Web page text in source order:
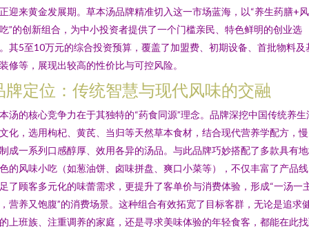
迎来黄金发展期。草本汤品牌精准切入这一市场蓝海，以“养生药膳+
”的创新组合，为中小投资者提供了一个门槛亲民、特色鲜明的创业选
其5至10万元的综合投资预算，覆盖了加盟费、初期设备、首批物料及
修等，展现出较高的性价比与可控风险。
牌定位：传统智慧与现代风味的交融
汤的核心竞争力在于其独特的“药食同源”理念。品牌深挖中国传统养生
化，选用枸杞、黄芪、当归等天然草本食材，结合现代营养学配方，
成一系列口感醇厚、效用各异的汤品。与此品牌巧妙搭配了多款具有
的风味小吃（如葱油饼、卤味拼盘、爽口小菜等），不仅丰富了产品
了顾客多元化的味蕾需求，更提升了客单价与消费体验，形成“一汤一
营养又饱腹”的消费场景。这种组合有效拓宽了目标客群，无论是追求
上班族、注重调养的家庭，还是寻求美味体验的年轻食客，都能在此